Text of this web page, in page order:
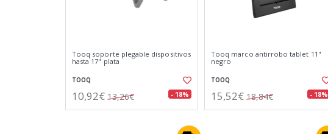
Tooq soporte plegable dispositivos
hasta 17" plata
TOOQ
10,92€ 13,26€ - 18%
Tooq marco antirrobo tablet 11"
negro
TOOQ
15,52€ 18,84€ - 18%